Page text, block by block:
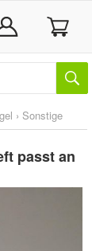
› Sonstige
passt an